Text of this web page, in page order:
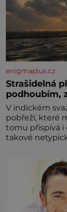
Nedávno se
blízkého
vůbec
enigmaplus.cz